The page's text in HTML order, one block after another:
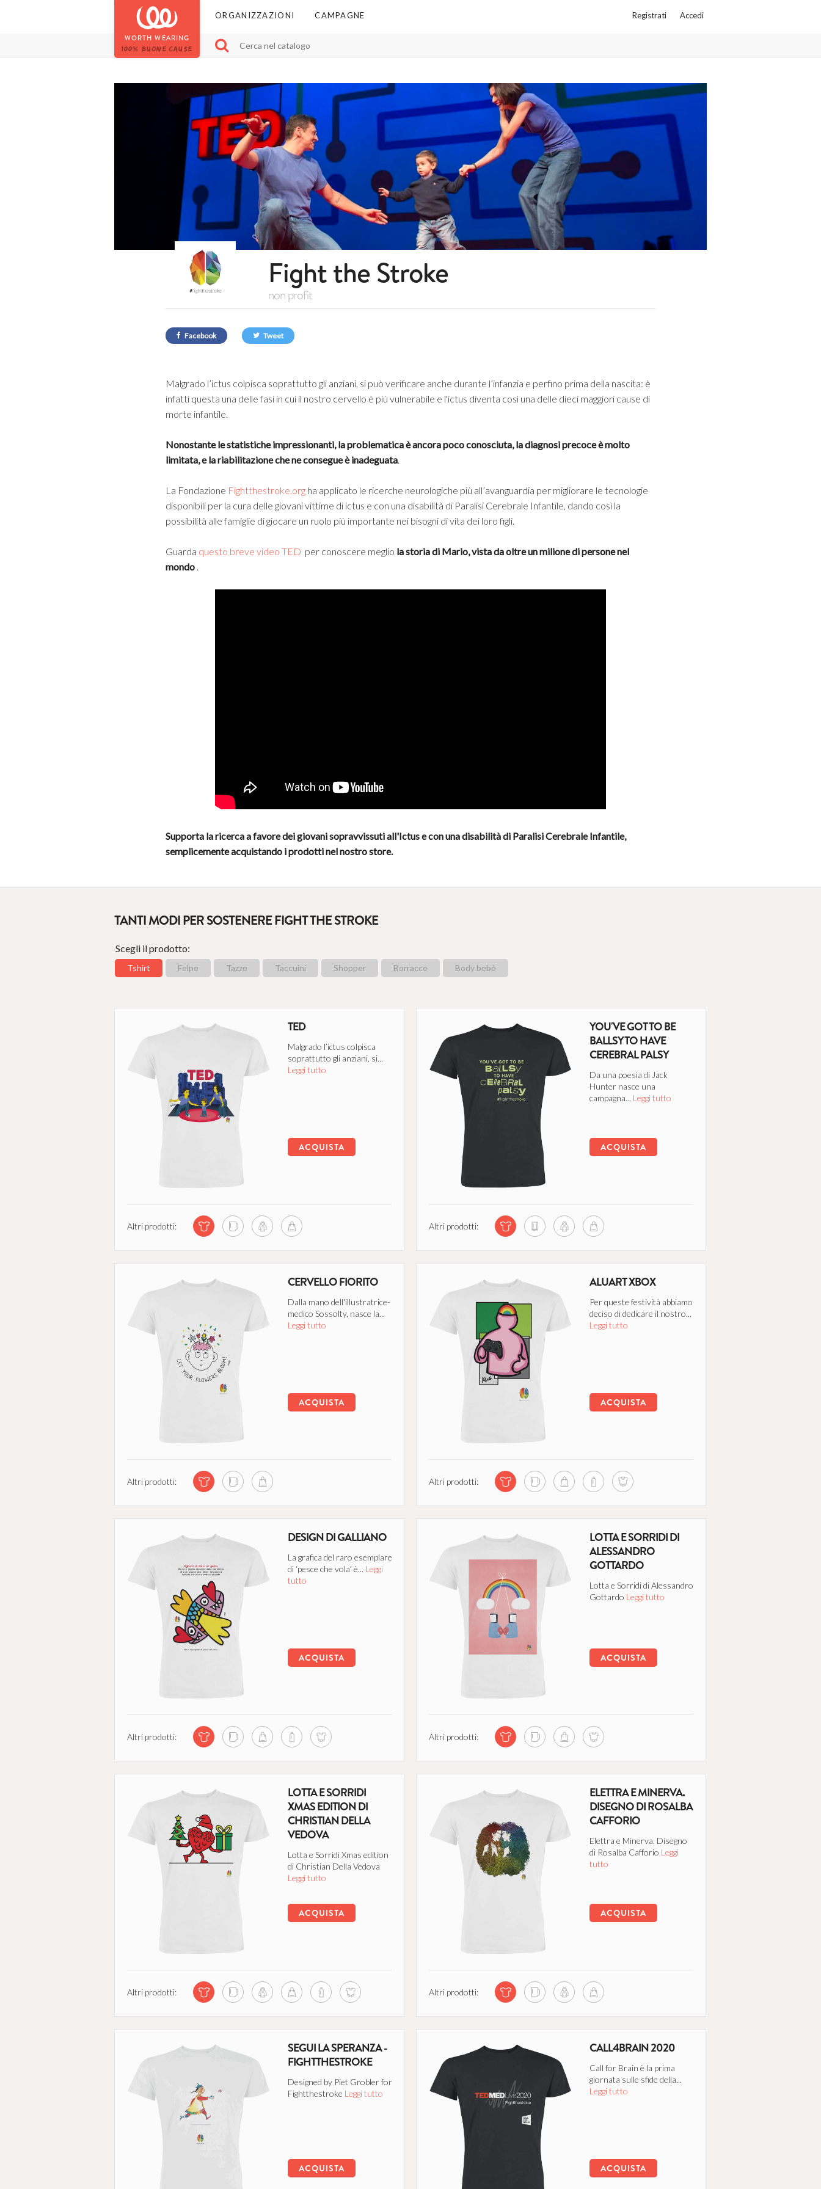
WORTH WEARING
100% BUONE CAUSE
Registrati Accedi
ORGANIZZAZIONI CAMPAGNE
Fight the Stroke
non profit
Facebook Tweet
Malgrado l’ictus colpisca soprattutto gli anziani, si può verificare anche durante l’infanzia e perfino prima della nascita: è
infatti questa una delle fasi in cui il nostro cervello è più vulnerabile e l'ictus diventa così una delle dieci maggiori cause di
morte infantile.
Nonostante le statistiche impressionanti, la problematica è ancora poco conosciuta, la diagnosi precoce è molto
limitata, e la riabilitazione che ne consegue è inadeguata
La Fondazione Fightthestroke.org ha applicato le ricerche neurologiche più all’avanguardia per migliorare le tecnologie
disponibili per la cura delle giovani vittime di ictus e con una disabilità di Paralisi Cerebrale Infantile, dando così la
possibilità alle famiglie di giocare un ruolo più importante nei bisogni di vita dei loro figli.
Guarda questo breve video TED per conoscere meglio la storia di Mario, vista da oltre un milione di persone nel
mondo
Supporta la ricerca a favore dei giovani sopravvissuti all'Ictus e con una disabilità di Paralisi Cerebrale Infantile,
semplicemente acquistando i prodotti nel nostro store.
TANTI MODI PER SOSTENERE FIGHT THE STROKE
Scegli il prodotto:
Tshirt Felpe Tazze Taccuini Shopper Borracce Body bebè
TED
Malgrado l’ictus colpisca
soprattutto gli anziani, si...
Leggi tutto
ACQUISTA
Altri prodotti:
YOU'VE GOT TO BE
BALLSY TO HAVE
CEREBRAL PALSY
Da una poesia di Jack
Hunter nasce una
campagna... Leggi tutto
ACQUISTA
Altri prodotti:
CERVELLO FIORITO
Dalla mano dell'illustratrice-
medico Sossolty, nasce la...
Leggi tutto
ACQUISTA
Altri prodotti:
ALUART XBOX
Per queste festività abbiamo
deciso di dedicare il nostro...
Leggi tutto
ACQUISTA
Altri prodotti:
DESIGN DI GALLIANO
La grafica del raro esemplare
di ‘pesce che vola’ è... Leggi
tutto
ACQUISTA
Altri prodotti:
LOTTA E SORRIDI DI
ALESSANDRO
GOTTARDO
Lotta e Sorridi di Alessandro
Gottardo Leggi tutto
ACQUISTA
Altri prodotti:
LOTTA E SORRIDI
XMAS EDITION DI
CHRISTIAN DELLA
VEDOVA
Lotta e Sorridi Xmas edition
di Christian Della Vedova
Leggi tutto
ACQUISTA
Altri prodotti:
ELETTRA E MINERVA.
DISEGNO DI ROSALBA
CAFFORIO
Elettra e Minerva. Disegno
di Rosalba Cafforio Leggi
tutto
ACQUISTA
Altri prodotti:
SEGUI LA SPERANZA -
FIGHTTHESTROKE
Designed by Piet Grobler for
Fightthestroke Leggi tutto
ACQUISTA
CALL4BRAIN 2020
Call for Brain è la prima
giornata sulle sfide della...
Leggi tutto
ACQUISTA